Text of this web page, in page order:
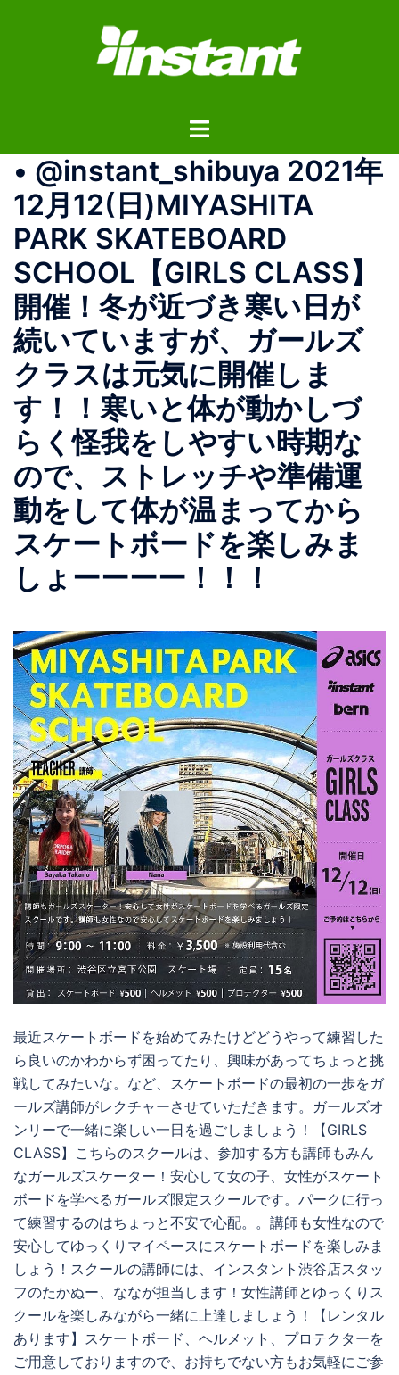
ス
ト
ル
メ
ニ
ュ
ー
• @instant_shibuya 2021年
12月12(日)MIYASHITA
PARK SKATEBOARD
SCHOOL【GIRLS CLASS】
開催！冬が近づき寒い日が
続いていますが、ガールズ
クラスは元気に開催しま
す！！寒いと体が動かしづ
らく怪我をしやすい時期な
ので、ストレッチや準備運
動をして体が温まってから
スケートボードを楽しみま
しょーーーー！！！
最近スケートボードを始めてみたけどどうやって練習した
ら良いのかわからず困ってたり、興味があってちょっと挑
戦してみたいな。など、スケートボードの最初の一歩をガ
ールズ講師がレクチャーさせていただきます。ガールズオ
ンリーで一緒に楽しい一日を過ごしましょう！【GIRLS
CLASS】こちらのスクールは、参加する方も講師もみん
なガールズスケーター！安心して女の子、女性がスケート
ボードを学べるガールズ限定スクールです。パークに行っ
て練習するのはちょっと不安で心配。。講師も女性なので
安心してゆっくりマイペースにスケートボードを楽しみま
しょう！スクールの講師には、インスタント渋谷店スタッ
フのたかぬー、ななが担当します！女性講師とゆっくりス
クールを楽しみながら一緒に上達しましょう！【レンタル
あります】スケートボード、ヘルメット、プロテクターを
ご用意しておりますので、お持ちでない方もお気軽にご参